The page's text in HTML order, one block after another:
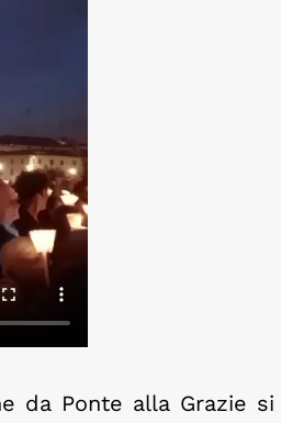
da Ponte alla Grazie